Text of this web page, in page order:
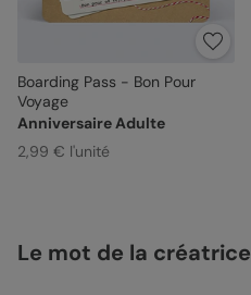
Boarding Pass - Bon Pour
Voyage
Anniversaire Adulte
2,99 € l'unité
Le mot de la créatrice